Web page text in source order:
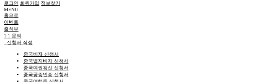
로그인 회원가입 정보찾기
MENU
홈으로
이벤트
출석부
1:1 문의
신청서 작성
중국비자 신청서
중국별지비자 신청서
중국여권갱신 신청서
중국공증인증 신청서